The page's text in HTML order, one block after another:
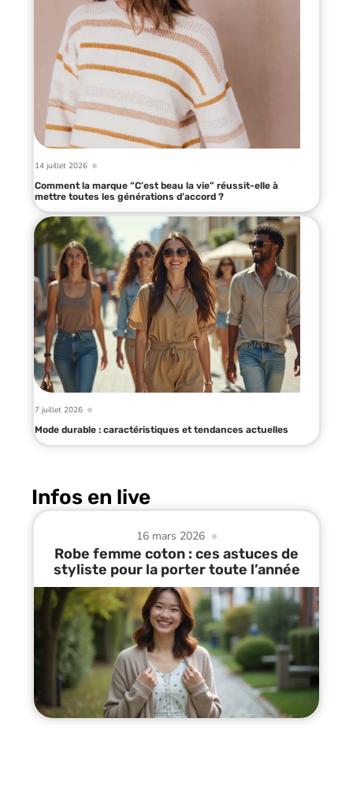
14 juillet 2026
Comment la marque “C’est beau la vie” réussit-elle à
mettre toutes les générations d’accord ?
7 juillet 2026
Mode durable : caractéristiques et tendances actuelles
Infos en live
16 mars 2026
Robe femme coton : ces astuces de
styliste pour la porter toute l’année